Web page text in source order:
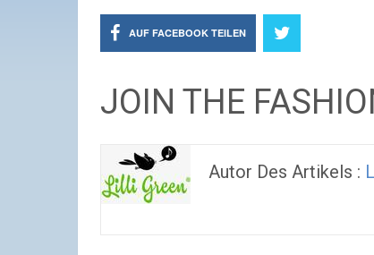
AUF FACEBOOK TEILEN
JOIN THE
Autor Des Artikels :